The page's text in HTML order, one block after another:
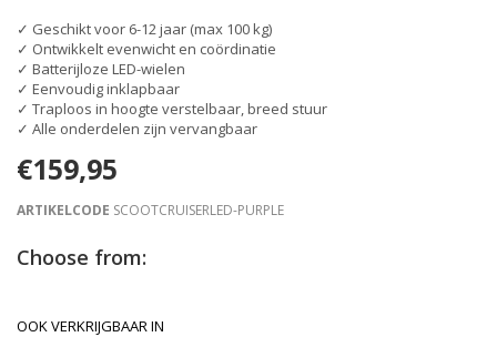
✓ Geschikt voor 6-12 jaar (max 100 kg)
✓ Ontwikkelt evenwicht en coördinatie
✓ Batterijloze LED-wielen
✓ Eenvoudig inklapbaar
✓ Traploos in hoogte verstelbaar, breed stuur
✓ Alle onderdelen zijn vervangbaar
€159,95
ARTIKELCODE SCOOTCRUISERLED-PURPLE
Choose from:
OOK VERKRIJGBAAR IN